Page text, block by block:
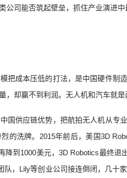
公司能否筑起壁垒，抓住产业演进中
把成本压低的打法，是中国硬件制
，却赢不到利润。无人机和汽车就是
国供应链优势，把航拍无人机从专
的洗牌。2015年前后，美国3D
降到1000美元，3D Robotics最终退
，Lily等创业公司接连倒闭，几十